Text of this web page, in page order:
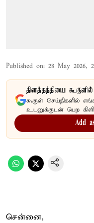
Published on: 28 May 2026,
தினத்தந்தியை
கூகுள் செய்திகளில்
உடனுக்குடன் பெற
Add
சென்னை,